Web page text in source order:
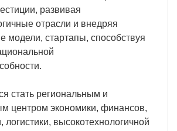
развивая
отрасли и внедряя
модели, стартапы, способствуя
стать региональным и
центром экономики, финансов,
логистики, высокотехнологичной